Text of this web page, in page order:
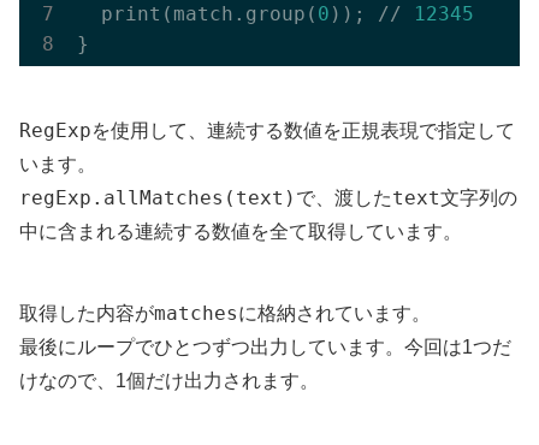
  print(match.group(
0 )); //
12345
RegExpを使用して、連続する数値を正規表現で指定して
います。
regExp.allMatches(text) で、渡したtext文字列の
中に含まれる連続する数値を全て取得しています。
取得した内容がmatchesに格納されています。
最後にループでひとつずつ出力しています。今回は1つだ
けなので、1個だけ出力されます。